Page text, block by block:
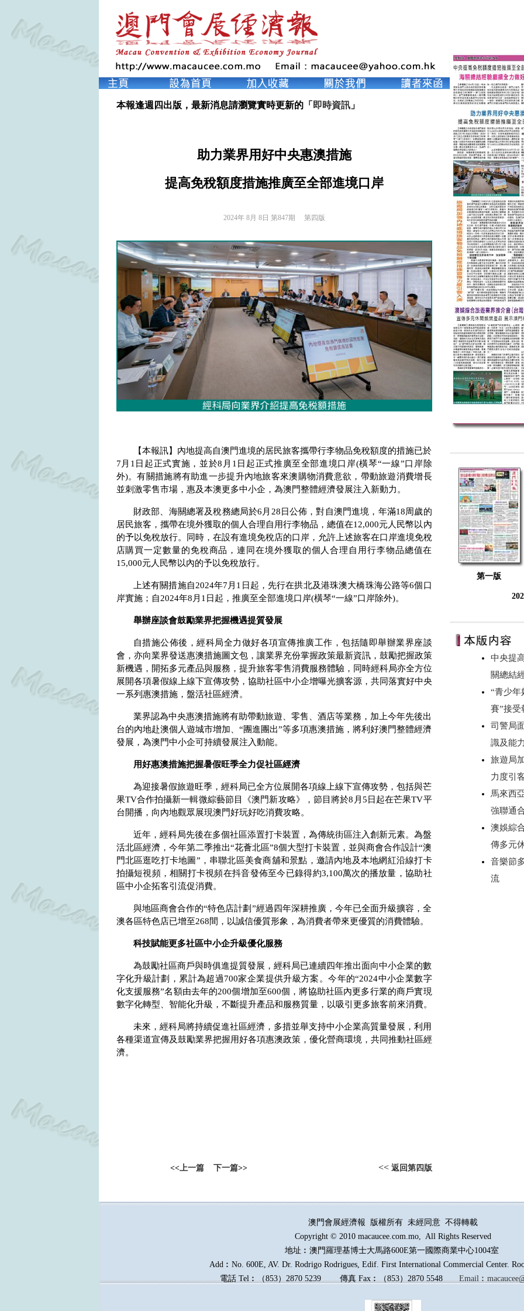
本報逢週四出版，最新消息請瀏覽實時更新的「 即時資訊」
助力業界用好中央惠澳措施
提高免稅額度措施推廣至全部進境口岸
2024年 8月 8日 第847期 第四版
【本報訊】內地提高自澳門進境的居民旅客攜帶行李物品免稅額度的措施已於
7 月 1 日起正式實施，並於8 月 1 日起正式推廣至全部進境口岸(橫琴“一線”口岸除
外)。有關措施將有助進一步提升內地旅客來澳購物消費意欲，帶動旅遊消費增長
並刺激零售市場，惠及本澳更多中小企，為澳門整體經濟發展注入新動力。
財政部、海關總署及稅務總局於6 月 28 日公佈，對自澳門進境，年滿18周歲的
居民旅客，攜帶在境外獲取的個人合理自用行李物品，總值在12,000元人民幣以內
的予以免稅放行。同時，在設有進境免稅店的口岸，允許上述旅客在口岸進境免稅
店購買一定數量的免稅商品，連同在境外獲取的個人合理自用行李物品總值在
15,000元人民幣以內的予以免稅放行。
上述有關措施自2024年7 月 1 日起，先行在拱北及港珠澳大橋珠海公路等6個口
岸實施；自2024年8 月 1 日起，推廣至全部進境口岸(橫琴“一線”口岸除外)。
舉辦座談會鼓勵業界把握機遇提質發展
自措施公佈後，經科局全力做好各項宣傳推廣工作，包括隨即舉辦業界座談
會，亦向業界發送惠澳措施圖文包，讓業界充份掌握政策最新資訊，鼓勵把握政策
新機遇，開拓多元產品與服務，提升旅客零售消費服務體驗，同時經科局亦全方位
展開各項暑假線上線下宣傳攻勢，協助社區中小企增曝光擴客源，共同落實好中央
一系列惠澳措施，盤活社區經濟。
業界認為中央惠澳措施將有助帶動旅遊、零售、酒店等業務，加上今年先後出
台的內地赴澳個人遊城市增加、“團進團出”等多項惠澳措施，將利好澳門整體經濟
發展，為澳門中小企可持續發展注入動能。
用好惠澳措施把握暑假旺季全力促社區經濟
為迎接暑假旅遊旺季，經科局已全方位展開各項線上線下宣傳攻勢，包括與芒
果TV合作拍攝新一輯微綜藝節目《澳門新攻略》，節目將於8 月 5 日起在芒果TV平
台開播，向內地觀眾展現澳門好玩好吃消費攻略。
近年，經科局先後在多個社區添置打卡裝置，為傳統街區注入創新元素。為盤
活北區經濟，今年第二季推出“花薈北區”8個大型打卡裝置，並與商會合作設計“澳
門北區逛吃打卡地圖”，串聯北區美食商舖和景點，邀請內地及本地網紅沿線打卡
拍攝短視頻，相關打卡視頻在抖音發佈至今已錄得約3,100萬次的播放量，協助社
區中小企拓客引流促消費。
與地區商會合作的“特色店計劃”經過四年深耕推廣，今年已全面升級擴容，全
澳各區特色店已增至268間，以誠信優質形象，為消費者帶來更優質的消費體驗。
科技賦能更多社區中小企升級優化服務
為鼓勵社區商戶與時俱進提質發展，經科局已連續四年推出面向中小企業的數
字化升級計劃，累計為超過700家企業提供升級方案。今年的“2024中小企業數字
化支援服務”名額由去年的200個增加至600個，將協助社區內更多行業的商戶實現
數字化轉型、智能化升級，不斷提升產品和服務質量，以吸引更多旅客前來消費。
未來，經科局將持續促進社區經濟，多措並舉支持中小企業高質量發展，利用
各種渠道宣傳及鼓勵業界把握用好各項惠澳政策，優化營商環境，共同推動社區經
濟。
<<上一篇 下一篇>> << 返回第四版
第一版
中央提
關總結
“青少年
賽”接
司警局
識及能
旅遊局
力度引
馬來西
強聯通
澳娛綜
傳多元
音樂節
流
澳門會展經濟報 版權所有 未經同意 不得轉載
Copyright © 2010 macaucee.com.mo, All Rights Reserved
地址︰澳門羅理基博士大馬路600E第一國際商業中心1004室
Add︰No. 600E, AV. Dr. Rodrigo Rodrigues, Edif. First International Commercial Center.
電話 Tel︰（853）2870 5239傳真Fax︰（853）2870 5548 Email︰